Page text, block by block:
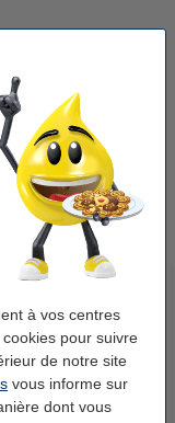
à vos centres
pour suivre
de notre site
vous informe sur
dont vous